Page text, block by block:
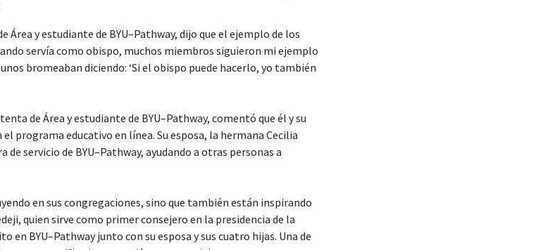
Área y estudiante de BYU–Pathway, dijo que el ejemplo de los
servía como obispo, muchos miembros siguieron mi ejemplo
bromeaban diciendo: ‘Si el obispo puede hacerlo, yo también
de Área y estudiante de BYU–Pathway, comentó que él y su
programa educativo en línea. Su esposa, la hermana Cecilia
servicio de BYU–Pathway, ayudando a otras personas a
en sus congregaciones, sino que también están inspirando
quien sirve como primer consejero en la presidencia de la
en BYU–Pathway junto con su esposa y sus cuatro hijas. Una de